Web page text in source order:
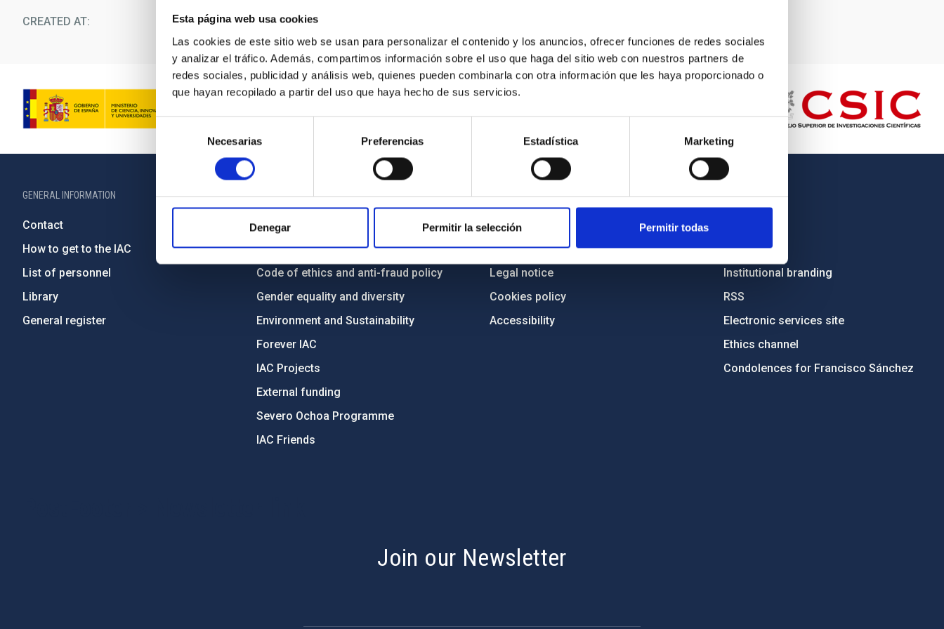
Esta página web usa cookies
Las cookies de este sitio web se usan para personalizar el contenido y los anuncios, ofrecer funciones de redes sociales
y analizar el tráfico. Además, compartimos información sobre el uso que haga del sitio web con nuestros partners de
redes sociales, publicidad y análisis web, quienes pueden combinarla con otra información que les haya proporcionado o
que hayan recopilado a partir del uso que haya hecho de sus servicios.
consentimiento
Necesarias Preferencias Estadística Marketing
Denegar Permitir la selección Permitir todas
CREATED AT 10/07/2024
GENERAL INFORMATION
Contact
How to get to the IAC
List of personnel
Library
General register
ABOUT THE IAC
Legislation
Transparency
Code of ethics and anti-fraud policy
Gender equality and diversity
Environment and Sustainability
Forever IAC
IAC Projects
External funding
Severo Ochoa Programme
IAC Friends
IAC PORTAL
Sitemap
Privacy policy
Legal notice
Cookies policy
Accessibility
OTHER LINKS
Tenders
Institutional branding
RSS
Electronic services site
Ethics channel
Condolences for Francisco Sánchez
Join our Newsletter